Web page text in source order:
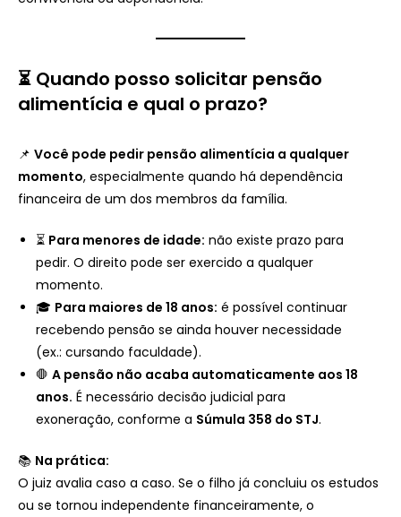
⏳ Quando posso solicitar pensão
alimentícia e qual o prazo?
📌 Você pode pedir pensão alimentícia a qualquer
momento, especialmente quando há dependência
financeira de um dos membros da família.
⏳ Para menores de idade: não existe prazo para
pedir. O direito pode ser exercido a qualquer
momento.
🎓 Para maiores de 18 anos: é possível continuar
recebendo pensão se ainda houver necessidade
(ex.: cursando faculdade).
🛑 A pensão não acaba automaticamente aos 18
anos. É necessário decisão judicial para
exoneração, conforme a Súmula 358 do STJ.
📚 Na prática:
O juiz avalia caso a caso. Se o filho já concluiu os estudos
ou se tornou independente financeiramente, o